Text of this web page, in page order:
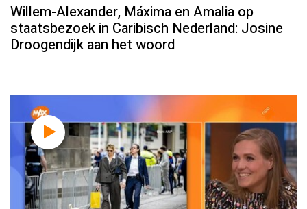
Willem-Alexander, Máxima en Amalia op
staatsbezoek in Caribisch Nederland: Josine
Droogendijk aan het woord